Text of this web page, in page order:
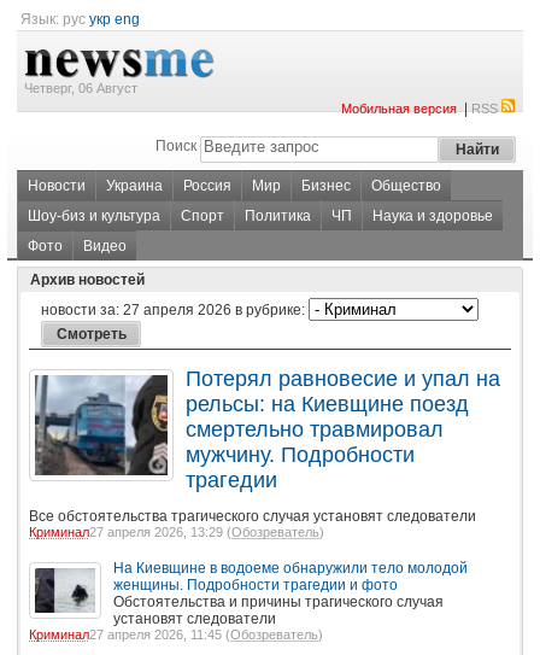
Язык: рус укр eng
Четверг, 06 Август
Мобильная версия|RSS
Поиск
Новости Украина Россия Мир Бизнес
Общество
Шоу-биз и культура
Спорт Политика ЧП
Наука и здоровье
Фото
Видео
Архив новостей
новости за: 27 апреля 2026 в рубрике:
Потерял равновесие и упал на
рельсы: на Киевщине поезд
смертельно травмировал
мужчину. Подробности
трагедии
Все обстоятельства трагического случая установят следователи
Криминал27 апреля 2026, 13:29 (Обозреватель)
На Киевщине в водоеме обнаружили тело молодой
женщины. Подробности трагедии и фото
Обстоятельства и причины трагического случая
установят следователи
Криминал27 апреля 2026, 11:45 (Обозреватель)